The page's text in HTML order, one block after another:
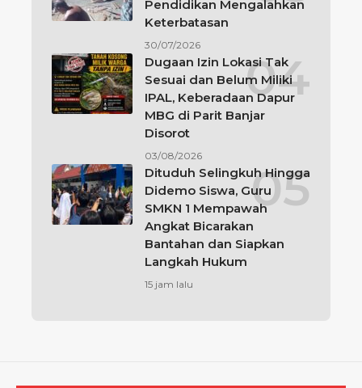
Pendidikan Mengalahkan
Keterbatasan
30/07/2026
Dugaan Izin Lokasi Tak
Sesuai dan Belum Miliki
IPAL, Keberadaan Dapur
MBG di Parit Banjar
Disorot
03/08/2026
Dituduh Selingkuh Hingga
Didemo Siswa, Guru
SMKN 1 Mempawah
Angkat Bicarakan
Bantahan dan Siapkan
Langkah Hukum
15 jam lalu